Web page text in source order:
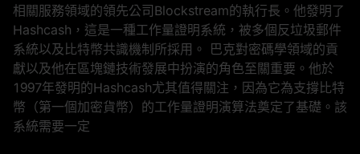
相關服務領域的領先公司Blockstream的執行長。他發明了
Hashcash，這是一種工作量證明系統，被多個反垃圾郵件
系統以及比特幣共識機制所採用。 巴克對密碼學領域的貢
獻以及他在區塊鏈技術發展中扮演的角色至關重要。他於
1997年發明的Hashcash尤其值得關注，因為它為支撐比特
幣（第一個加密貨幣）的工作量證明演算法奠定了基礎。該
系統需要一定